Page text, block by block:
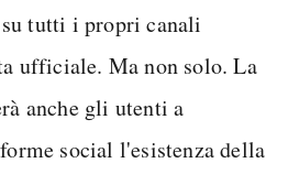
tutti i propri canali
ufficiale. Ma non solo. La
anche gli utenti a
social l'esistenza della